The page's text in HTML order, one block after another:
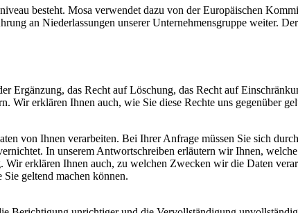
besteht. Mosa verwendet dazu von der Europäischen
an Niederlassungen unserer Unternehmensgruppe weiter.
Ergänzung, das Recht auf Löschung, das Recht auf
erklären Ihnen auch, wie Sie diese Rechte uns gegenüber
von Ihnen verarbeiten. Bei Ihrer Anfrage müssen Sie sich
In unserem Antwortschreiben erläutern wir Ihnen,
erklären Ihnen auch, zu welchen Zwecken wir die Daten
geltend machen können.